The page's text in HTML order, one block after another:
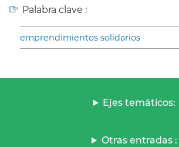
Palabra clave :
emprendimientos solidarios
Ejes temáticos:
Otras entradas :